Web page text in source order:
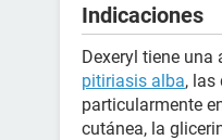
Indicaciones
Dexeryl tiene
pitiriasis alba, las
particularmente
cutánea, la